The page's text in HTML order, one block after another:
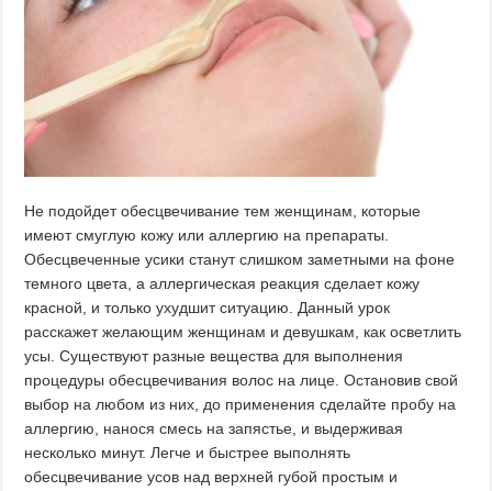
Не подойдет обесцвечивание тем женщинам, которые
имеют смуглую кожу или аллергию на препараты.
Обесцвеченные усики станут слишком заметными на фоне
темного цвета, а аллергическая реакция сделает кожу
красной, и только ухудшит ситуацию. Данный урок
расскажет желающим женщинам и девушкам, как осветлить
усы. Существуют разные вещества для выполнения
процедуры обесцвечивания волос на лице. Остановив свой
выбор на любом из них, до применения сделайте пробу на
аллергию, нанося смесь на запястье, и выдерживая
несколько минут. Легче и быстрее выполнять
обесцвечивание усов над верхней губой простым и